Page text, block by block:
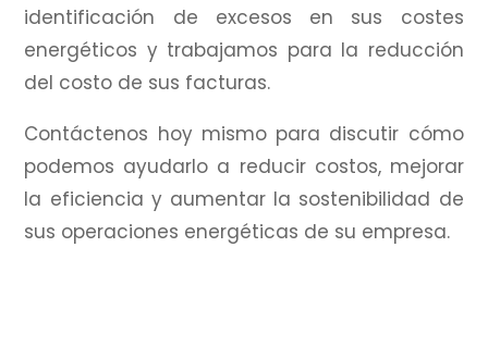
identificación de excesos en sus costes
energéticos y trabajamos para la reducción
del costo de sus facturas.
Contáctenos hoy mismo para discutir cómo
podemos ayudarlo a reducir costos, mejorar
la eficiencia y aumentar la sostenibilidad de
sus operaciones energéticas de su empresa.